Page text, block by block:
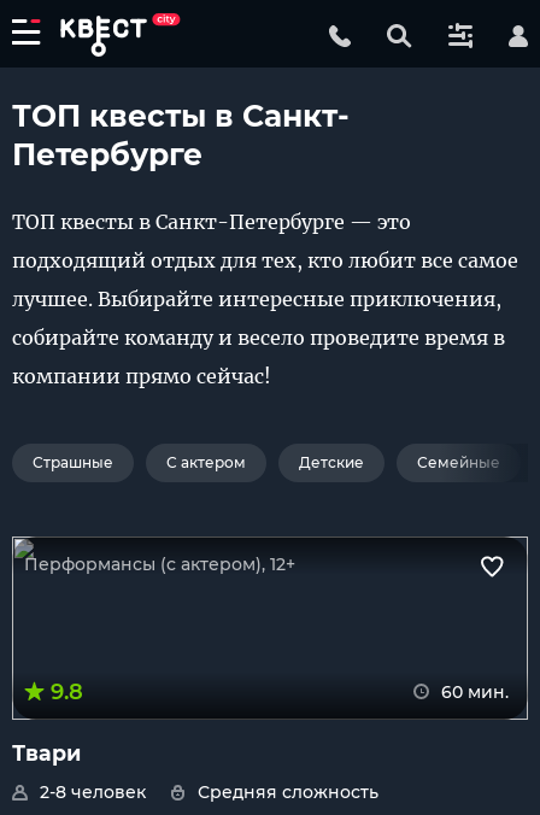
ТОП квесты в Санкт-
Петербурге
ТОП квесты в Санкт-Петербурге — это
подходящий отдых для тех, кто любит все самое
лучшее. Выбирайте интересные приключения,
собирайте команду и весело проведите время в
компании прямо сейчас!
Страшные С актером Детские Семейные
Перформансы (с актером), 12+
9.8 60 мин.
Твари
2-8 человек
Средняя сложность